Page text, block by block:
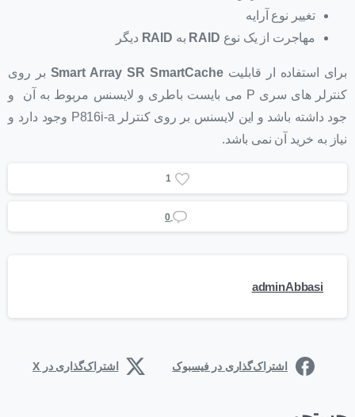
تغییر نوع آرایه
مهاجرت از یک نوع RAID به RAID دیگر
برای استفاده ار قابلیتSmart Array SR SmartCache بر روی
کنترلر های سری P می بایست باطری و لایسنس مربوط به آن و
جود داشته باشد و این لایسنس بر روی کنترلر P816i-a وجود دارد و
نیاز به خرید آن نمی باشد.
1
0
adminAbbasi
اشتراک‌گذاری در فیسبوک اشتراک‌گذاری در X